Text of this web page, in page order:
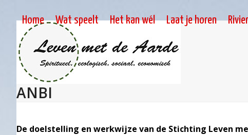
content
Home Wat speelt Het kan wél Laat je horen
ANBI
De doelstelling en werkwijze van de Stichting Leven